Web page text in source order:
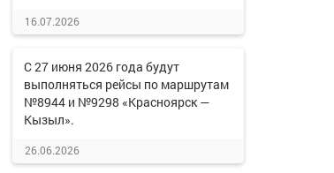
16.07.2026
С 27 июня 2026 года будут
выполняться рейсы по маршрутам
№8944 и №9298 «Красноярск —
Кызыл».
26.06.2026